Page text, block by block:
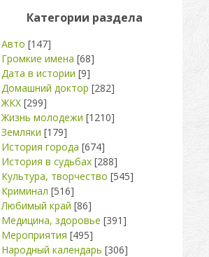
Категории раздела
Авто [147]
Громкие имена [68]
Дата в истории [9]
Домашний доктор [282]
ЖКХ [299]
Жизнь молодежи [1210]
Земляки [179]
История города [674]
История в судьбах [288]
Культура, творчество [545]
Криминал [516]
Любимый край [86]
Медицина, здоровье [391]
Мероприятия [495]
Народный календарь [306]